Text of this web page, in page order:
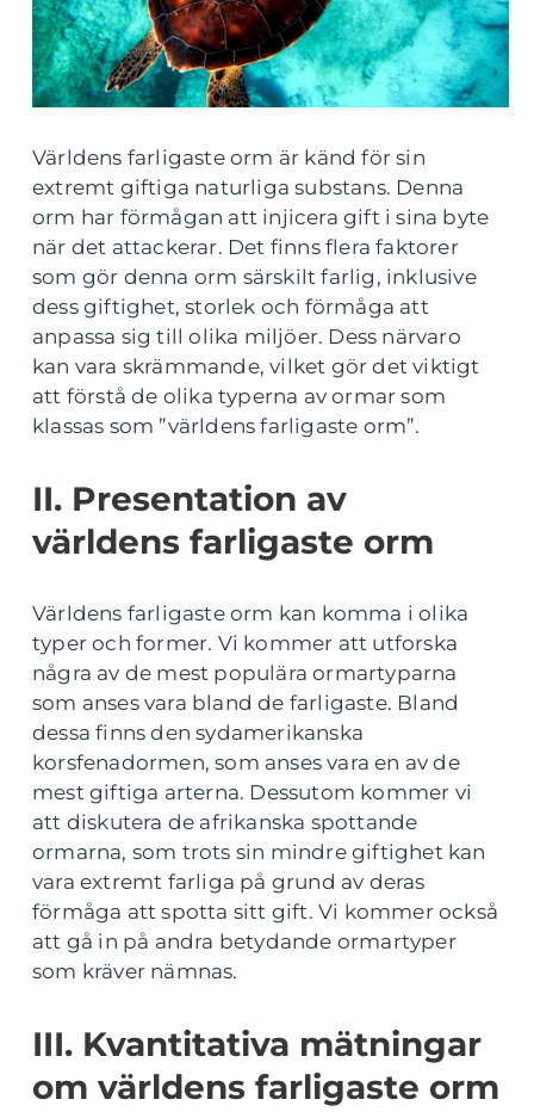
Världens farligaste orm är känd för sin
extremt giftiga naturliga substans. Denna
orm har förmågan att injicera gift i sina byte
när det attackerar. Det finns flera faktorer
som gör denna orm särskilt farlig, inklusive
dess giftighet, storlek och förmåga att
anpassa sig till olika miljöer. Dess närvaro
kan vara skrämmande, vilket gör det viktigt
att förstå de olika typerna av ormar som
klassas som ”världens farligaste orm”.
II. Presentation av
världens farligaste orm
Världens farligaste orm kan komma i olika
typer och former. Vi kommer att utforska
några av de mest populära ormartyparna
som anses vara bland de farligaste. Bland
dessa finns den sydamerikanska
korsfenadormen, som anses vara en av de
mest giftiga arterna. Dessutom kommer vi
att diskutera de afrikanska spottande
ormarna, som trots sin mindre giftighet kan
vara extremt farliga på grund av deras
förmåga att spotta sitt gift. Vi kommer också
att gå in på andra betydande ormartyper
som kräver nämnas.
III. Kvantitativa mätningar
om världens farligaste orm